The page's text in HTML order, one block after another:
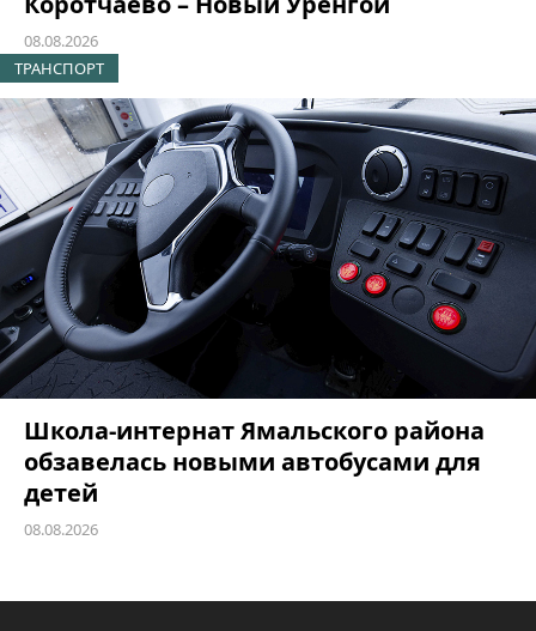
08.08.2026
ТРАНСПОРТ
Школа-интернат Ямальского района
обзавелась новыми автобусами для
детей
08.08.2026